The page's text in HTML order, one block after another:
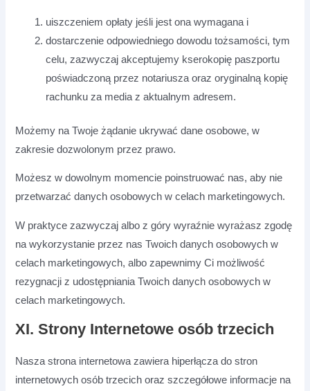
uiszczeniem opłaty jeśli jest ona wymagana i
dostarczenie odpowiedniego dowodu tożsamości, tym
celu, zazwyczaj akceptujemy kserokopię paszportu
poświadczoną przez notariusza oraz oryginalną kopię
rachunku za media z aktualnym adresem.
Możemy na Twoje żądanie ukrywać dane osobowe, w
zakresie dozwolonym przez prawo.
Możesz w dowolnym momencie poinstruować nas, aby nie
przetwarzać danych osobowych w celach marketingowych.
W praktyce zazwyczaj albo z góry wyraźnie wyrażasz zgodę
na wykorzystanie przez nas Twoich danych osobowych w
celach marketingowych, albo zapewnimy Ci możliwość
rezygnacji z udostępniania Twoich danych osobowych w
celach marketingowych.
XI. Strony Internetowe osób trzecich
Nasza strona internetowa zawiera hiperłącza do stron
internetowych osób trzecich oraz szczegółowe informacje na